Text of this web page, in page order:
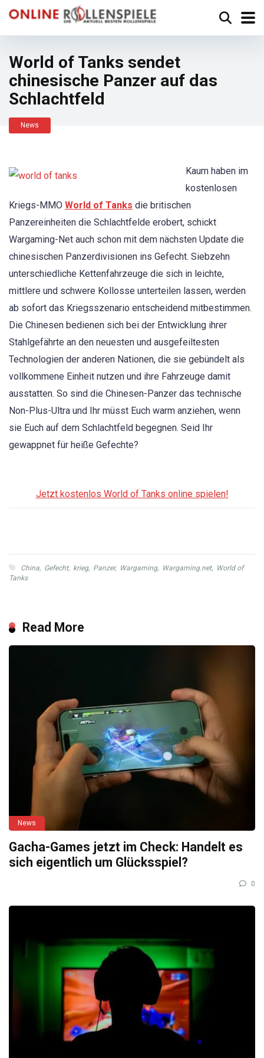
World of Tanks sendet
chinesische Panzer auf das
Schlachtfeld
News
Kaum haben im
kostenlosen
Kriegs-MMO World of Tanks die britischen
Panzereinheiten die Schlachtfelde erobert, schickt
Wargaming-Net auch schon mit dem nächsten Update die
chinesischen Panzerdivisionen ins Gefecht. Siebzehn
unterschiedliche Kettenfahrzeuge die sich in leichte,
mittlere und schwere Kollosse unterteilen lassen, werden
ab sofort das Kriegsszenario entscheidend mitbestimmen.
Die Chinesen bedienen sich bei der Entwicklung ihrer
Stahlgefährte an den neuesten und ausgefeiltesten
Technologien der anderen Nationen, die sie gebündelt als
vollkommene Einheit nutzen und ihre Fahrzeuge damit
ausstatten. So sind die Chinesen-Panzer das technische
Non-Plus-Ultra und Ihr müsst Euch warm anziehen, wenn
sie Euch auf dem Schlachtfeld begegnen. Seid Ihr
gewappnet für heiße Gefechte?
Jetzt kostenlos World of Tanks online spielen!
China, Gefecht, krieg, Panzer, Wargaming, Wargaming.net, World of
Tanks
Read More
News
Gacha-Games jetzt im Check: Handelt es
sich eigentlich um Glücksspiel?
0